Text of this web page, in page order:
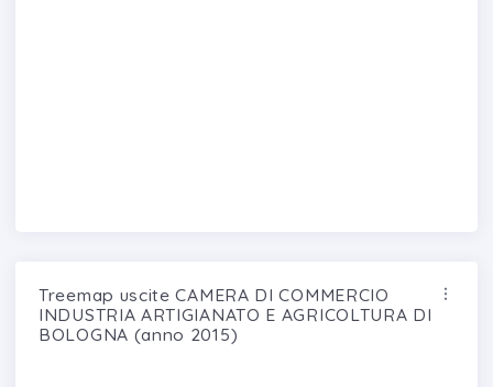
Treemap uscite CAMERA DI COMMERCIO
INDUSTRIA ARTIGIANATO E AGRICOLTURA DI
BOLOGNA (anno 2015)